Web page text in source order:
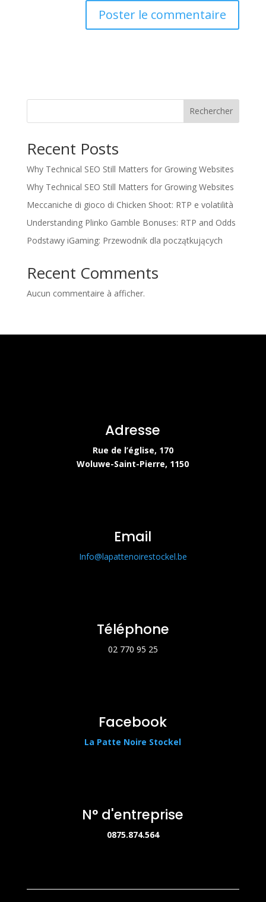
Rechercher
Recent Posts
Why Technical SEO Still Matters for Growing Websites
Why Technical SEO Still Matters for Growing Websites
Meccaniche di gioco di Chicken Shoot: RTP e volatilità
Understanding Plinko Gamble Bonuses: RTP and Odds
Podstawy iGaming: Przewodnik dla początkujących
Recent Comments
Aucun commentaire à afficher.
Adresse
Rue de l’église, 170
Woluwe-Saint-Pierre, 1150
Email
Info@lapattenoirestockel.be
Téléphone
02 770 95 25
Facebook
La Patte Noire Stockel
N° d'entreprise
0875.874.564